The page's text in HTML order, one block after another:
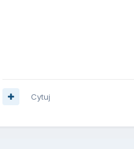
Cytuj